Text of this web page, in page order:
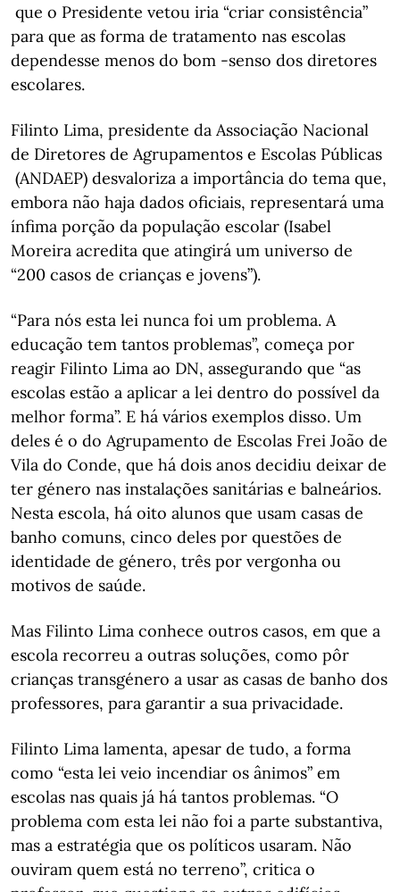
que o Presidente vetou iria “criar consistência”
para que as forma de tratamento nas escolas
dependesse menos do bom -senso dos diretores
escolares.
Filinto Lima, presidente da Associação Nacional
de Diretores de Agrupamentos e Escolas Públicas
(ANDAEP) desvaloriza a importância do tema que,
embora não haja dados oficiais, representará uma
ínfima porção da população escolar (Isabel
Moreira acredita que atingirá um universo de
“200 casos de crianças e jovens”).
“Para nós esta lei nunca foi um problema. A
educação tem tantos problemas”, começa por
reagir Filinto Lima ao DN, assegurando que “as
escolas estão a aplicar a lei dentro do possível da
melhor forma”. E há vários exemplos disso. Um
deles é o do Agrupamento de Escolas Frei João de
Vila do Conde, que há dois anos decidiu deixar de
ter género nas instalações sanitárias e balneários.
Nesta escola, há oito alunos que usam casas de
banho comuns, cinco deles por questões de
identidade de género, três por vergonha ou
motivos de saúde.
Mas Filinto Lima conhece outros casos, em que a
escola recorreu a outras soluções, como pôr
crianças transgénero a usar as casas de banho dos
professores, para garantir a sua privacidade.
Filinto Lima lamenta, apesar de tudo, a forma
como “esta lei veio incendiar os ânimos” em
escolas nas quais já há tantos problemas. “O
problema com esta lei não foi a parte substantiva,
mas a estratégia que os políticos usaram. Não
ouviram quem está no terreno”, critica o